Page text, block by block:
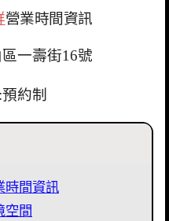
營業時間資訊
一壽街16號
約制
時間資訊
空間